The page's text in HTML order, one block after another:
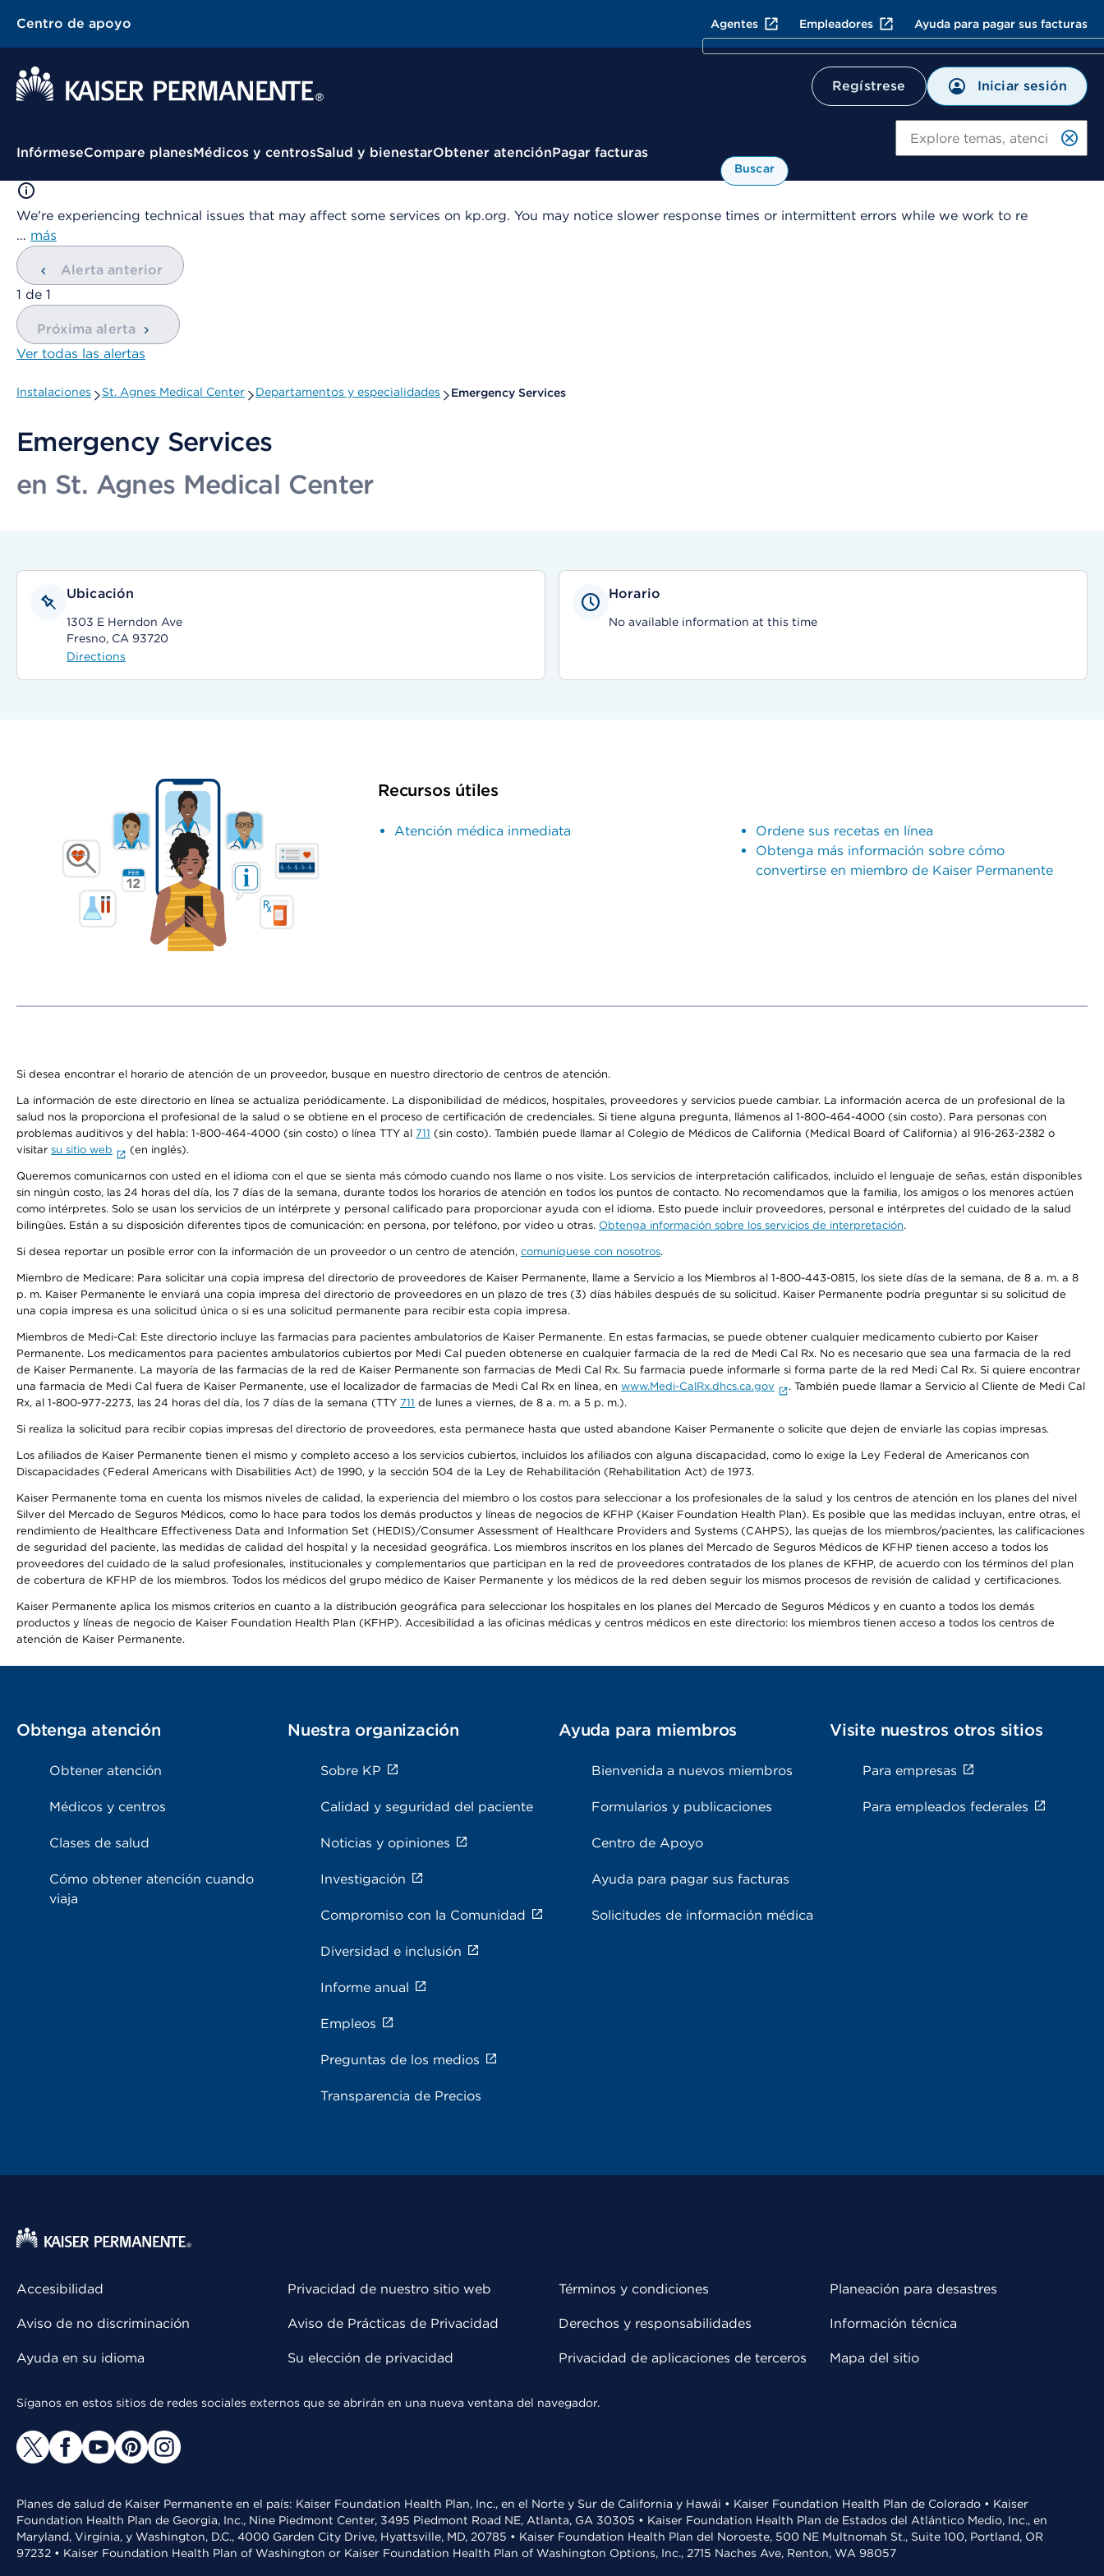
Centro de apoyo Agentes Empleadores Ayuda para pagar sus facturas
Regístrese Iniciar sesión
Menú contextual
InfórmeseCompare planesMédicos y centrosSalud y bienestarObtener atenciónPagar facturas
Buscar
We're experiencing technical issues that may affect some services on kp.org. You may notice slower response times or intermittent errors while we work to re
… más
Alerta anterior
mostrando
1 de 1
Próxima alerta
Ver todas las alertas
Instalaciones St. Agnes Medical Center Departamentos y especialidades Emergency Services
Emergency Services
en St. Agnes Medical Center
Ubicación
1303 E Herndon Ave
Fresno, CA 93720
Directions
Horario
No available information at this time
Recursos útiles
Atención médica inmediata
Ordene sus recetas en línea
Obtenga más información sobre cómo
convertirse en miembro de Kaiser Permanente
Si desea encontrar el horario de atención de un proveedor, busque en nuestro directorio de centros de atención.
La información de este directorio en línea se actualiza periódicamente. La disponibilidad de médicos, hospitales, proveedores y servicios puede cambiar. La información acerca de un profesional de la
salud nos la proporciona el profesional de la salud o se obtiene en el proceso de certificación de credenciales. Si tiene alguna pregunta, llámenos al 1-800-464-4000 (sin costo). Para personas con
problemas auditivos y del habla: 1-800-464-4000 (sin costo) o línea TTY al 711 (sin costo). También puede llamar al Colegio de Médicos de California (Medical Board of California) al 916-263-2382 o
visitar su sitio web (en inglés).
Queremos comunicarnos con usted en el idioma con el que se sienta más cómodo cuando nos llame o nos visite. Los servicios de interpretación calificados, incluido el lenguaje de señas, están disponibles
sin ningún costo, las 24 horas del día, los 7 días de la semana, durante todos los horarios de atención en todos los puntos de contacto. No recomendamos que la familia, los amigos o los menores actúen
como intérpretes. Solo se usan los servicios de un intérprete y personal calificado para proporcionar ayuda con el idioma. Esto puede incluir proveedores, personal e intérpretes del cuidado de la salud
bilingües. Están a su disposición diferentes tipos de comunicación: en persona, por teléfono, por video u otras. Obtenga información sobre los servicios de interpretación.
Si desea reportar un posible error con la información de un proveedor o un centro de atención, comuníquese con nosotros.
Miembro de Medicare: Para solicitar una copia impresa del directorio de proveedores de Kaiser Permanente, llame a Servicio a los Miembros al 1-800-443-0815, los siete días de la semana, de 8 a. m. a 8
p. m. Kaiser Permanente le enviará una copia impresa del directorio de proveedores en un plazo de tres (3) días hábiles después de su solicitud. Kaiser Permanente podría preguntar si su solicitud de
una copia impresa es una solicitud única o si es una solicitud permanente para recibir esta copia impresa.
Miembros de Medi-Cal: Este directorio incluye las farmacias para pacientes ambulatorios de Kaiser Permanente. En estas farmacias, se puede obtener cualquier medicamento cubierto por Kaiser
Permanente. Los medicamentos para pacientes ambulatorios cubiertos por Medi Cal pueden obtenerse en cualquier farmacia de la red de Medi Cal Rx. No es necesario que sea una farmacia de la red
de Kaiser Permanente. La mayoría de las farmacias de la red de Kaiser Permanente son farmacias de Medi Cal Rx. Su farmacia puede informarle si forma parte de la red Medi Cal Rx. Si quiere encontrar
una farmacia de Medi Cal fuera de Kaiser Permanente, use el localizador de farmacias de Medi Cal Rx en línea, en www.Medi-CalRx.dhcs.ca.gov
. También puede llamar a Servicio al Cliente de Medi Cal
Rx, al 1-800-977-2273, las 24 horas del día, los 7 días de la semana (TTY 711 de lunes a viernes, de 8 a. m. a 5 p. m.).
Si realiza la solicitud para recibir copias impresas del directorio de proveedores, esta permanece hasta que usted abandone Kaiser Permanente o solicite que dejen de enviarle las copias impresas.
Los afiliados de Kaiser Permanente tienen el mismo y completo acceso a los servicios cubiertos, incluidos los afiliados con alguna discapacidad, como lo exige la Ley Federal de Americanos con
Discapacidades (Federal Americans with Disabilities Act) de 1990, y la sección 504 de la Ley de Rehabilitación (Rehabilitation Act) de 1973.
Kaiser Permanente toma en cuenta los mismos niveles de calidad, la experiencia del miembro o los costos para seleccionar a los profesionales de la salud y los centros de atención en los planes del nivel
Silver del Mercado de Seguros Médicos, como lo hace para todos los demás productos y líneas de negocios de KFHP (Kaiser Foundation Health Plan). Es posible que las medidas incluyan, entre otras, el
rendimiento de Healthcare Effectiveness Data and Information Set (HEDIS)/Consumer Assessment of Healthcare Providers and Systems (CAHPS), las quejas de los miembros/pacientes, las calificaciones
de seguridad del paciente, las medidas de calidad del hospital y la necesidad geográfica. Los miembros inscritos en los planes del Mercado de Seguros Médicos de KFHP tienen acceso a todos los
proveedores del cuidado de la salud profesionales, institucionales y complementarios que participan en la red de proveedores contratados de los planes de KFHP, de acuerdo con los términos del plan
de cobertura de KFHP de los miembros. Todos los médicos del grupo médico de Kaiser Permanente y los médicos de la red deben seguir los mismos procesos de revisión de calidad y certificaciones.
Kaiser Permanente aplica los mismos criterios en cuanto a la distribución geográfica para seleccionar los hospitales en los planes del Mercado de Seguros Médicos y en cuanto a todos los demás
productos y líneas de negocio de Kaiser Foundation Health Plan (KFHP). Accesibilidad a las oficinas médicas y centros médicos en este directorio: los miembros tienen acceso a todos los centros de
atención de Kaiser Permanente.
Obtenga atención
Obtener atención
Médicos y centros
Clases de salud
Cómo obtener atención cuando
viaja
Nuestra organización
Sobre KP
Calidad y seguridad del paciente
Noticias y opiniones
Investigación
Compromiso con la Comunidad
Diversidad e inclusión
Informe anual
Empleos
Preguntas de los medios
Transparencia de Precios
Ayuda para miembros
Bienvenida a nuevos miembros
Formularios y publicaciones
Centro de Apoyo
Ayuda para pagar sus facturas
Solicitudes de información médica
Visite nuestros otros sitios
Para empresas
Para empleados federales
Accesibilidad
Aviso de no discriminación
Ayuda en su idioma
Privacidad de nuestro sitio web
Aviso de Prácticas de Privacidad
Su elección de privacidad
Términos y condiciones
Derechos y responsabilidades
Privacidad de aplicaciones de terceros
Planeación para desastres
Información técnica
Mapa del sitio
Síganos en estos sitios de redes sociales externos que se abrirán en una nueva ventana del navegador.
Planes de salud de Kaiser Permanente en el país: Kaiser Foundation Health Plan, Inc., en el Norte y Sur de California y Hawái • Kaiser Foundation Health Plan de Colorado • Kaiser
Foundation Health Plan de Georgia, Inc., Nine Piedmont Center, 3495 Piedmont Road NE, Atlanta, GA 30305 • Kaiser Foundation Health Plan de Estados del Atlántico Medio, Inc., en
Maryland, Virginia, y Washington, D.C., 4000 Garden City Drive, Hyattsville, MD, 20785 • Kaiser Foundation Health Plan del Noroeste, 500 NE Multnomah St., Suite 100, Portland, OR
97232 • Kaiser Foundation Health Plan of Washington or Kaiser Foundation Health Plan of Washington Options, Inc., 2715 Naches Ave, Renton, WA 98057